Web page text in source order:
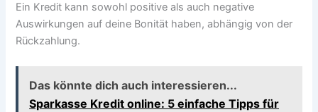
Ein Kredit kann sowohl positive als auch negative
Auswirkungen auf deine Bonität haben, abhängig von der
Rückzahlung.
Das könnte dich auch interessieren...
Sparkasse Kredit online: 5 einfache Tipps für